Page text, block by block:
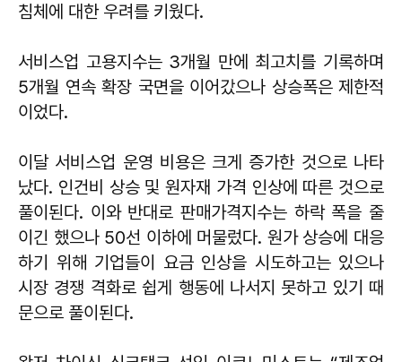
침체에 대한 우려를 키웠다.
서비스업 고용지수는 3개월 만에 최고치를 기록하며
5개월 연속 확장 국면을 이어갔으나 상승폭은 제한적
이었다.
이달 서비스업 운영 비용은 크게 증가한 것으로 나타
났다. 인건비 상승 및 원자재 가격 인상에 따른 것으로
풀이된다. 이와 반대로 판매가격지수는 하락 폭을 줄
이긴 했으나 50선 이하에 머물렀다. 원가 상승에 대응
하기 위해 기업들이 요금 인상을 시도하고는 있으나
시장 경쟁 격화로 쉽게 행동에 나서지 못하고 있기 때
문으로 풀이된다.